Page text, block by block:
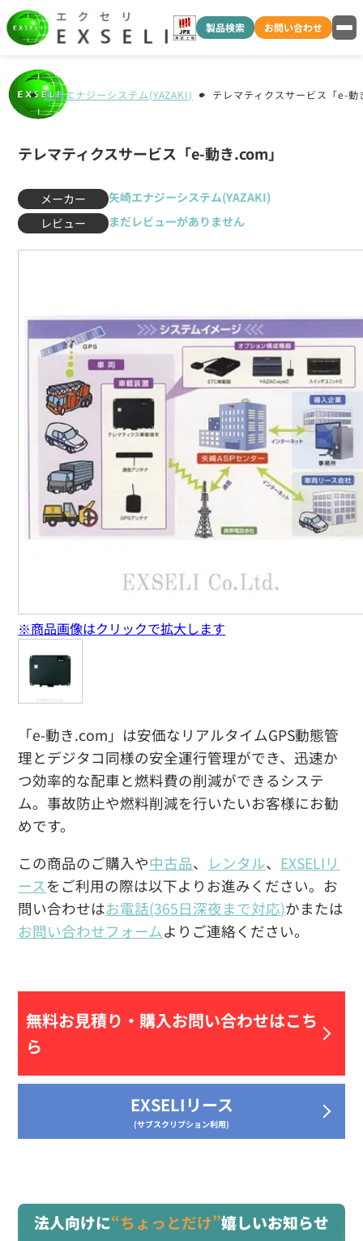
製品検索 お問い合わせ
矢崎エナジーシステム(YAZAKI) テレマティクスサービス「e-
テレマティクスサービス「e-動き.com」
メーカー
矢崎エナジーシステム(YAZAKI)
レビュー
まだレビューがありません
「e-動き.com」は安価なリアルタイムGPS動態管
理とデジタコ同様の安全運行管理ができ、迅速か
つ効率的な配車と燃料費の削減ができるシステ
ム。事故防止や燃料削減を行いたいお客様にお勧
めです。
この商品のご購入や中古品、 レンタル、 EXSELIリ
ース をご利用の際は以下よりお進みください。お
問い合わせはお電話(365日深夜まで対応)かまたは
お問い合わせフォームよりご連絡ください。
無料お見積り・ 購入お問い合わせはこち
ら
EXSELIリース
(サブスクリプション利用)
※商品画像はクリックで拡大します
法人向けに“ちょっとだけ”嬉しいお知らせ